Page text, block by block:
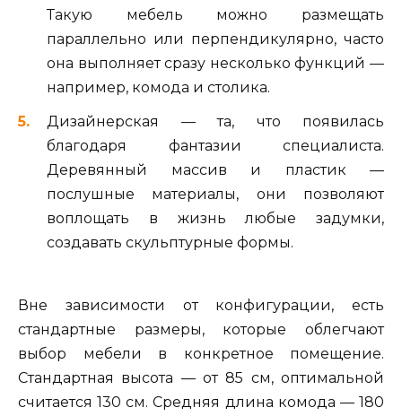
Такую мебель можно размещать
параллельно или перпендикулярно, часто
она выполняет сразу несколько функций —
например, комода и столика.
Дизайнерская — та, что появилась
благодаря фантазии специалиста.
Деревянный массив и пластик —
послушные материалы, они позволяют
воплощать в жизнь любые задумки,
создавать скульптурные формы.
Вне зависимости от конфигурации, есть
стандартные размеры, которые облегчают
выбор мебели в конкретное помещение.
Стандартная высота — от 85 см, оптимальной
считается 130 см. Средняя длина комода — 180